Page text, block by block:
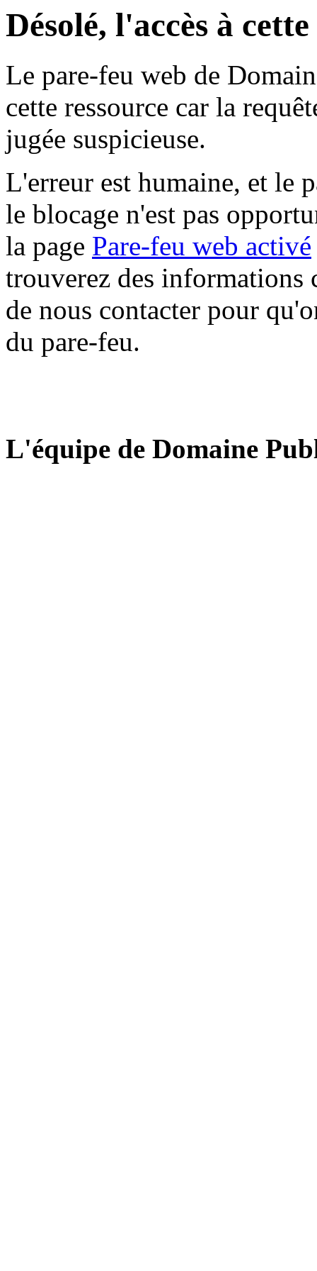
Désolé, l'accès à
Le pare-feu web de
cette ressource car la
jugée suspicieuse.
L'erreur est humaine, et le
le blocage n'est pas
la page Pare-feu web activé
trouverez des informations
de nous contacter pour
du pare-feu.
L'équipe de Domaine